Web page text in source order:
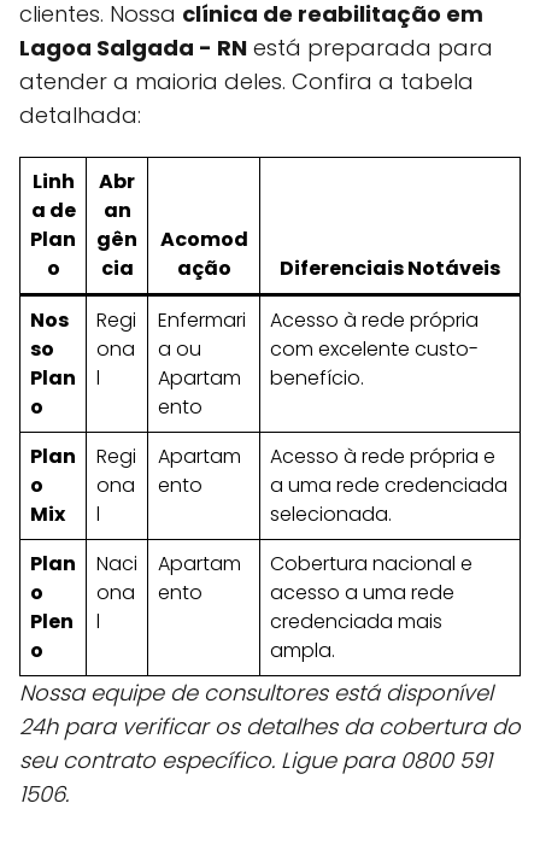
clientes. Nossa clínica de reabilitação em
Lagoa Salgada - RN está preparada para
atender a maioria deles. Confira a tabela
detalhada:
Linh
a de
Plan
o
Abr
an
gên
cia
Acomod
ação
Diferenciais Notáveis
Nos
so
Plan
o
Regi
ona
l
Enfermari
a ou
Apartam
ento
Acesso à rede própria
com excelente custo-
benefício.
Plan
o
Mix
Regi
ona
l
Apartam
ento
Acesso à rede própria e
a uma rede credenciada
selecionada.
Plan
o
Plen
o
Naci
ona
l
Apartam
ento
Cobertura nacional e
acesso a uma rede
credenciada mais
ampla.
Nossa equipe de consultores está disponível
24h para verificar os detalhes da cobertura do
seu contrato específico. Ligue para 0800 591
1506.